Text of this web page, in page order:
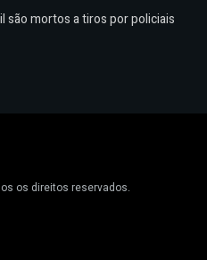
são mortos a tiros por policiais
os direitos reservados.